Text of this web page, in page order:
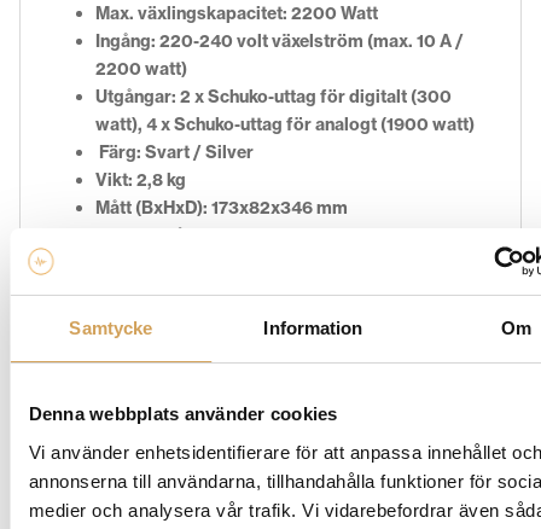
Samtycke Information Om
Denna webbplats använder cookies
Vi använder enhetsidentifierare för att anpassa innehållet och
annonserna till användarna, tillhandahålla funktioner för
medier och analysera vår trafik. Vi vidarebefordrar även
Max. växlingskapacitet: 2200 Watt
Ingång: 220-240 volt växelström (max. 10 A /
2200 watt)
Utgångar: 2 x Schuko-uttag för digitalt (300
watt), 4 x Schuko-uttag för analogt (1900 watt)
Färg: Svart / Silver
Vikt: 2,8 kg
Mått (BxHxD): 173x82x346 mm
Garanti: 2år
Ytterligare information
Färg Silver Svart